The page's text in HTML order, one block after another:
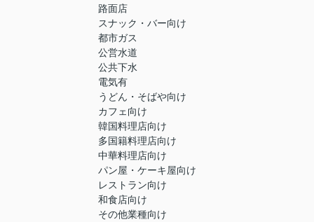
路面店
スナック・バー向け
都市ガス
公営水道
公共下水
電気有
うどん・そばや向け
カフェ向け
韓国料理店向け
多国籍料理店向け
中華料理店向け
パン屋・ケーキ屋向け
レストラン向け
和食店向け
その他業種向け